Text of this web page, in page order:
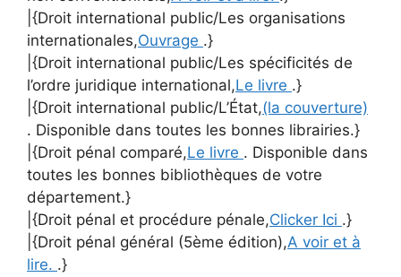
|{Droit international public/Les organisations
internationales,Ouvrage .}
|{Droit international public/Les spécificités de
l’ordre juridique international,Le livre .}
|{Droit international public/L’État,(la couverture)
. Disponible dans toutes les bonnes librairies.}
|{Droit pénal comparé,Le livre . Disponible dans
toutes les bonnes bibliothèques de votre
département.}
|{Droit pénal et procédure pénale,Clicker Ici .}
|{Droit pénal général (5ème édition),A voir et à
lire. .}